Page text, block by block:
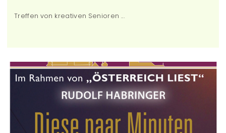
Treffen von kreativen Senioren ...